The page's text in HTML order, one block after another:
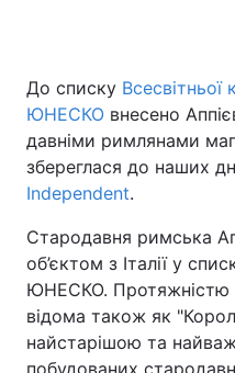
До списку
ЮНЕСКО внесено
давніми римлянами
збереглася до наших
Independent.
Стародавня римська
об’єктом з Італії у
ЮНЕСКО. Протяжністю
відома також як
найстарішою та
побудованих